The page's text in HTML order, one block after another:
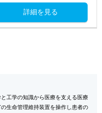
詳細を見る
工学の知識から医療を支える医療
生命管理維持装置を操作し患者の